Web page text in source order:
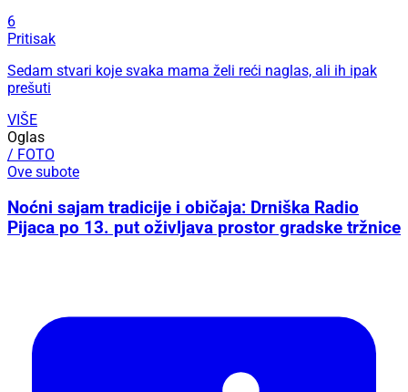
6
Pritisak
Sedam stvari koje svaka mama želi reći naglas, ali ih ipak
prešuti
VIŠE
Oglas
/ FOTO
Ove subote
Noćni sajam tradicije i običaja: Drniška Radio
Pijaca po 13. put oživljava prostor gradske tržnice